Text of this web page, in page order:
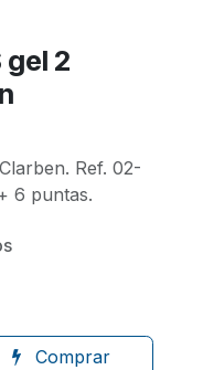
gel 2
Ref. 02-
6 puntas.
Comprar